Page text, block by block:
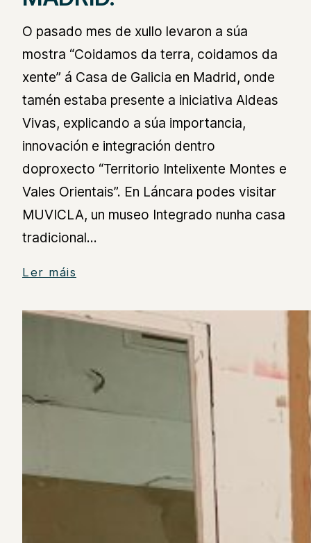
O pasado mes de xullo levaron a súa
mostra “Coidamos da terra, coidamos da
xente” á Casa de Galicia en Madrid, onde
tamén estaba presente a iniciativa Aldeas
Vivas, explicando a súa importancia,
innovación e integración dentro
doproxecto “Territorio Intelixente Montes e
Vales Orientais”. En Láncara podes visitar
MUVICLA, un museo Integrado nunha casa
tradicional…
Ler máis